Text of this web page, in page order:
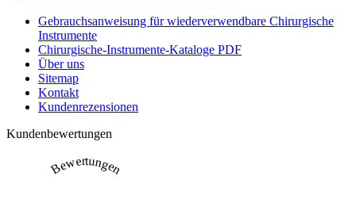
Gebrauchsanweisung für wiederverwendbare Chirurgische
Instrumente
Chirurgische-Instrumente-Kataloge PDF
Über uns
Sitemap
Kontakt
Kundenrezensionen
Kundenbewertungen
Bewertungen